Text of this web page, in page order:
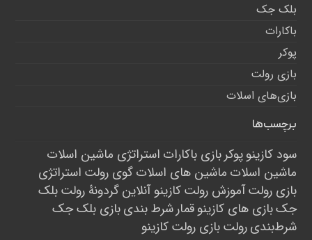
بلک جک
باکارات
پوکر
بازی رولت
بازی‌های اسلات
برچسب‌ها
سود کازینوپوکربازی باکارات استراتژی ماشین اسلات
ماشین اسلات ماشین های اسلاتگوی رولت استراتژی
بازی رولتآموزش رولتکازینو آنلاینگردونۀ رولتبلک
جکبازی های کازینوقمارشرط بندیبازی بلک جک
شرط‌بندیرولتبازی رولتکازینو